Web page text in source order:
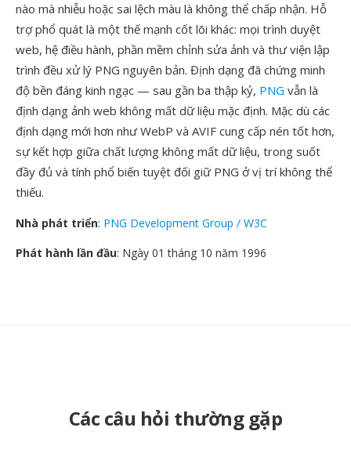
nào mà nhiễu hoặc sai lệch màu là không thể chấp nhận. Hỗ
trợ phổ quát là một thế mạnh cốt lõi khác: mọi trình duyệt
web, hệ điều hành, phần mềm chỉnh sửa ảnh và thư viện lập
trình đều xử lý PNG nguyên bản. Định dạng đã chứng minh
độ bền đáng kinh ngạc — sau gần ba thập kỷ, PNG vẫn là
định dạng ảnh web không mất dữ liệu mặc định. Mặc dù các
định dạng mới hơn như WebP và AVIF cung cấp nén tốt hơn,
sự kết hợp giữa chất lượng không mất dữ liệu, trong suốt
đầy đủ và tính phổ biến tuyệt đối giữ PNG ở vị trí không thể
thiếu.
Nhà phát triển: PNG Development Group / W3C
Phát hành lần đầu: Ngày 01 tháng 10 năm 1996
Các câu hỏi thường gặp